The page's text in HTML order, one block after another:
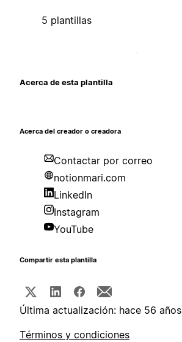
5 plantillas
Acerca de esta plantilla
Acerca del creador o creadora
Contactar por correo
notionmari.com
LinkedIn
Instagram
YouTube
Compartir esta plantilla
Última actualización: hace 56 años
Términos y condiciones